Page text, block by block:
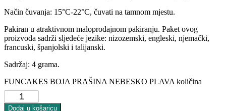
Način čuvanja: 15°C-22°C, čuvati na tamnom mjestu.
Pakiran u atraktivnom maloprodajnom pakiranju. Paket ovog
proizvoda sadrži sljedeće jezike: nizozemski, engleski, njemački,
francuski, španjolski i talijanski.
Sadržaj: 4 grama.
FUNCAKES BOJA PRAŠINA NEBESKO PLAVA količina
Dodaj u košaricu